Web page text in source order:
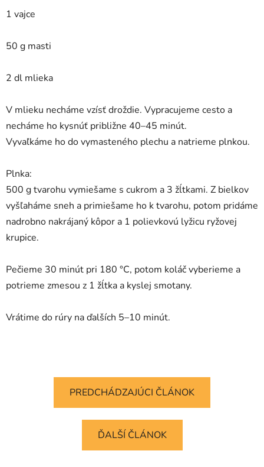
1 vajce
50 g masti
2 dl mlieka
V mlieku necháme vzísť droždie. Vypracujeme cesto a
necháme ho kysnúť približne 40–45 minút.
Vyvaľkáme ho do vymasteného plechu a natrieme plnkou.
Plnka:
500 g tvarohu vymiešame s cukrom a 3 žĺtkami. Z bielkov
vyšľaháme sneh a primiešame ho k tvarohu, potom pridáme
nadrobno nakrájaný kôpor a 1 polievkovú lyžicu ryžovej
krupice.
Pečieme 30 minút pri 180 °C, potom koláč vyberieme a
potrieme zmesou z 1 žĺtka a kyslej smotany.
Vrátime do rúry na ďalších 5–10 minút.
PREDCHÁDZAJÚCI ČLÁNOK
ĎALŠÍ ČLÁNOK